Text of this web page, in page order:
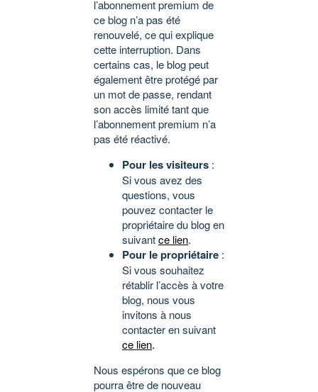
l’abonnement premium de
ce blog n’a pas été
renouvelé, ce qui explique
cette interruption. Dans
certains cas, le blog peut
également être protégé par
un mot de passe, rendant
son accès limité tant que
l’abonnement premium n’a
pas été réactivé.
Pour les visiteurs :
Si vous avez des
questions, vous
pouvez contacter le
propriétaire du blog en
suivantce lien.
Pour le propriétaire :
Si vous souhaitez
rétablir l’accès à votre
blog, nous vous
invitons à nous
contacter en suivant
ce lien.
Nous espérons que ce blog
pourra être de nouveau